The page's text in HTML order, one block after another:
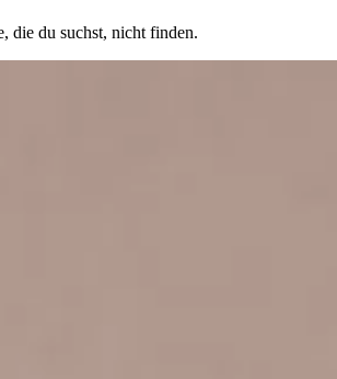
die du suchst, nicht finden.